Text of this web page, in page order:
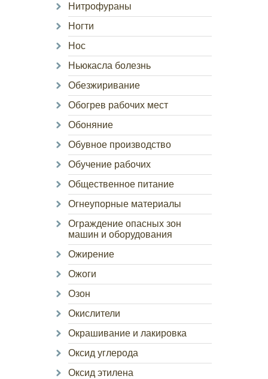
Нитрофураны
Ногти
Нос
Ньюкасла болезнь
Обезжиривание
Обогрев рабочих мест
Обоняние
Обувное производство
Обучение рабочих
Общественное питание
Огнеупорные материалы
Ограждение опасных зон
машин и оборудования
Ожирение
Ожоги
Озон
Окислители
Окрашивание и лакировка
Оксид углерода
Оксид этилена